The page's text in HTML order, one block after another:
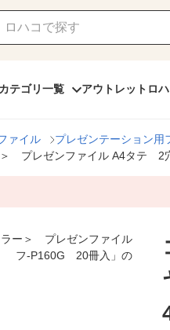
カテゴリ一覧 アウトレット ロ
ァイル プレゼンテーション用
＞ プレゼンファイル A4タ